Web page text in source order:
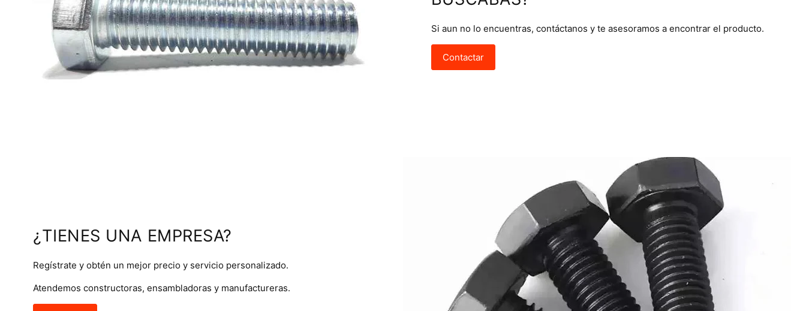
Si aun no lo encuentras, contáctanos y te asesoramos a encontrar el producto.
Contactar
¿TIENES UNA EMPRESA?
Regístrate y obtén un mejor precio y servicio personalizado.
Atendemos constructoras, ensambladoras y manufactureras.